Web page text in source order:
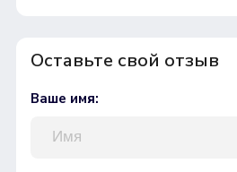
Оставьте свой отзыв
Ваше имя: